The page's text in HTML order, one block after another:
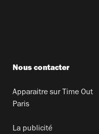
Nous contacter
Apparaitre sur Time Out
Paris
La publicité